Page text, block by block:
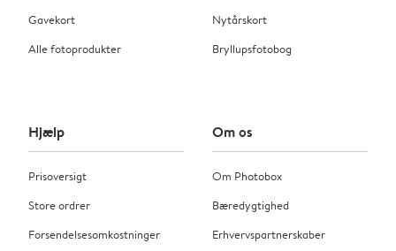
Gavekort
Alle fotoprodukter
Nytårskort
Bryllupsfotobog
Hjælp
Prisoversigt
Store ordrer
Forsendelsesomkostninger
Om os
Om Photobox
Bæredygtighed
Erhvervspartnerskaber